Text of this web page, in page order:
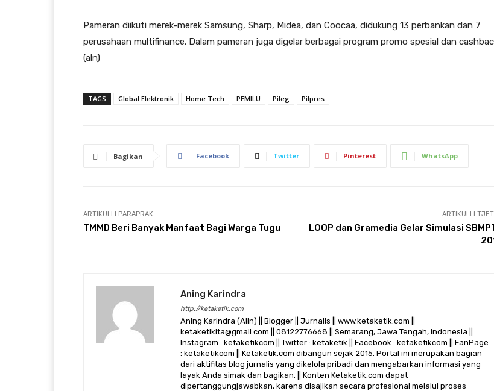
Pameran diikuti merek-merek Samsung, Sharp, Midea, dan Coocaa, didukung 13 perbankan dan 7
perusahaan multifinance. Dalam pameran juga digelar berbagai program promo spesial dan
(aln)
TAGS Global Elektronik Home Tech PEMILU Pileg Pilpres
Bagikan Facebook Twitter Pinterest WhatsApp
ARTIKULLI PARAPRAK
TMMD Beri Banyak Manfaat Bagi Warga Tugu
ARTIKULLI
LOOP dan Gramedia Gelar Simulasi
Aning Karindra
http://ketaketik.com
Aning Karindra (Alin) || Blogger || Jurnalis || www.ketaketik.com ||
ketaketikita@gmail.com || 08122776668 || Semarang, Jawa Tengah, Indonesia ||
Instagram : ketaketikcom || Twitter : ketaketik || Facebook : ketaketikcom || FanPage
: ketaketikcom || Ketaketik.com dibangun sejak 2015. Portal ini merupakan bagian
dari aktifitas blog jurnalis yang dikelola pribadi dan mengabarkan informasi yang
layak Anda simak dan bagikan. || Konten Ketaketik.com dapat
dipertanggungjawabkan, karena disajikan secara profesional melalui proses